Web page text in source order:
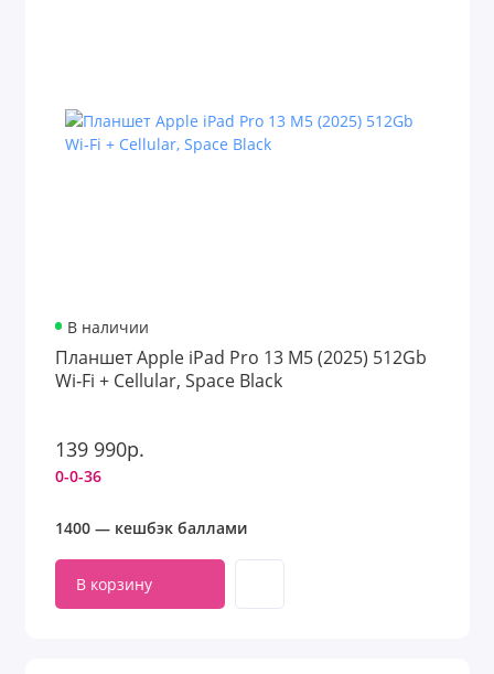
В наличии
Планшет Apple iPad Pro 13 M5 (2025) 512Gb
Wi‑Fi + Cellular, Space Black
139 990р.
0-0-36
1400 — кешбэк баллами
В корзину